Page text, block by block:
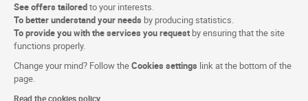
See offers tailoredto your interests.
To better understand your needs by producing statistics.
To provide you with the services you request by ensuring that the site
functions properly.
Change your mind? Follow theCookies settings link at the bottom of the
page.
Read the cookies policy
Logis copyright © 2026 Reservados todos los derechos realizado por SIWAY